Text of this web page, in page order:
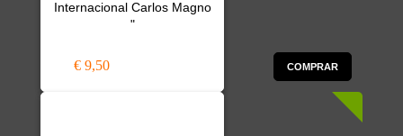
Internacional Carlos Magno
"
€ 9,50 COMPRAR